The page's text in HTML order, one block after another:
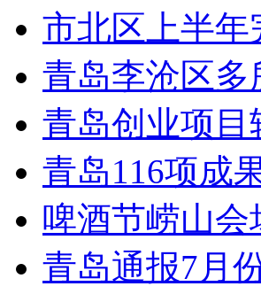
市北区上半年
青岛李沧区多
青岛创业项目
青岛116项成
啤酒节崂山会
青岛通报7月